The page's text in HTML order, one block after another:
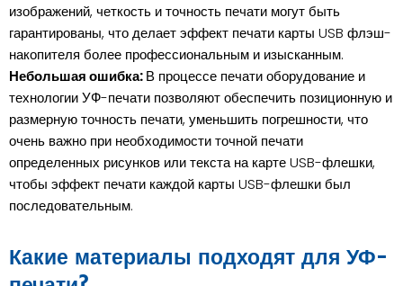
изображений, четкость и точность печати могут быть
гарантированы, что делает эффект печати карты USB флэш-
накопителя более профессиональным и изысканным.
Небольшая ошибка:В процессе печати оборудование и
технологии УФ-печати позволяют обеспечить позиционную и
размерную точность печати, уменьшить погрешности, что
очень важно при необходимости точной печати
определенных рисунков или текста на карте USB-флешки,
чтобы эффект печати каждой карты USB-флешки был
последовательным.
Какие материалы подходят для УФ-